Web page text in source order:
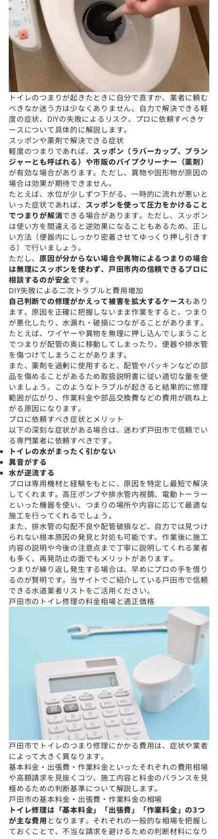
トイレのつまりが起きたときに自分で直すか、業者に頼む
べきなか迷う方は少なくありません。自力で解決できる軽
度の症状、DIYの失敗によるリスク、プロに依頼すべきケ
ースについて具体的に解説します。
スッポンや薬剤で解決できる症状
軽度のつまりであれば、 スッポン（ラバーカップ、プラン
ジャーとも呼ばれる）や市販のパイプクリーナー（薬剤）
が有効な場合があります。ただし、異物や固形物が原因の
場合は効果が期待できません。
たとえば、水位が少しずつ下がる、一時的に流れが悪いと
いった症状であれば、 スッポンを使って圧力をかけること
でつまりが解消できる場合があります。ただし、スッポン
は使い方を間違えると逆効果になることもあるため、正し
い方法（便器内にしっかり密着させてゆっくり押し引きす
る）で行いましょう。
ただし、 原因が分からない場合や異物によるつまりの場合
は無理にスッポンを使わず、戸田市内の信頼できるプロに
相談するのが安全です。
DIY失敗による二次トラブルと費用増加
自己判断での修理がかえって被害を拡大するケースもあり
ます。原因を正確に把握しないまま作業をすると、つまり
が悪化したり、水漏れ・破損につながることがあります。
たとえば、ワイヤーや異物を無理に押し込んでしまうこと
でつまりが配管の奥に移動してしまったり、便器や排水管
を傷つけてしまうことがあります。
また、薬剤を過剰に使用すると、配管やパッキンなどの部
品を傷めることがあるため取扱説明書に従い適切な量を使
いましょう。このようなトラブルが起きると結果的に修理
範囲が広がり、作業料金や部品交換費などの費用が跳ね上
がる原因になります。
プロに依頼すべき症状とメリット
以下の深刻な症状がある場合は、迷わず戸田市で信頼でい
る専門業者に依頼すべきです。
トイレの水がまったく引かない
異音がする
水が逆流する
プロは専用機材と経験をもとに、原因を特定し最短で解決
してくれます。高圧ポンプや排水管内視鏡、電動トーラー
といった機器を使い、つまりの場所や内容に応じて最適な
施工を行ってくれるでしょう。
また、排水管の勾配不良や配管破損など、自力では見つけ
られない根本原因の発見と対処も可能です。作業後に施工
内容の説明や今後の注意点まで丁寧に説明してくれる業者
も多く、再発防止の面でもメリットがあります。
つまりが繰り返し発生する場合は、早めにプロの手を借り
るのが賢明です。当サイトでご紹介している戸田市で信頼
できる水道業者リストをご活用ください。
戸田市のトイレ修理の料金相場と適正価格
戸田市でトイレのつまり修理にかかる費用は、症状や業者
によって大きく異なります。
基本料金・出張費・作業料金といったそれぞれの費用相場
や高額請求を見抜くコツ、施工内容と料金のバランスを見
極めるための判断基準について解説します。
戸田市の基本料金・出張費・作業料金の相場
トイレ修理は「基本料金」「出張費」「作業料金」の3つ
が主な費用 となります。それぞれの一般的な相場を把握し
ておくことで、不当な請求を避けるための判断材料になり